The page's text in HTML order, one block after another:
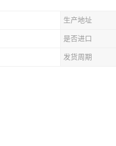
生产地址
是否进口
发货周期